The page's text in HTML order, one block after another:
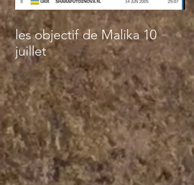
les objectif de Malika 10
juillet